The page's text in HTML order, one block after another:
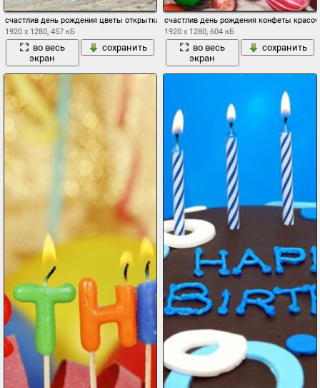
счастлив день рождения цветы открытка
1920 x 1280, 457 кБ
во весь
экран
сохранить
счастлив день рождения конфеты
1920 x 1280, 604 кБ
во весь
экран
сохранить